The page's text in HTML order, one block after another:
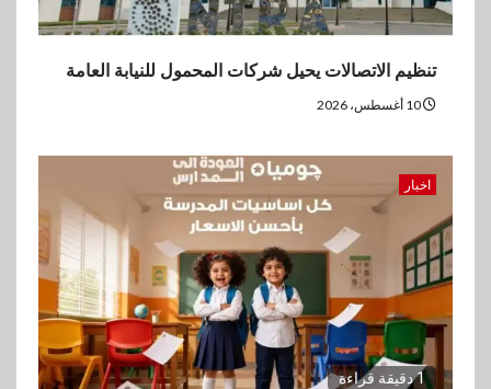
4
اقتصاد
وصافي الربح يرتفع إلى486
5
عقارات
مدينة مصر تسجل مبيعات بقيمة
28.4 مليار جنيه خلال النصف
الأول من 2026
تنظيم الاتصالات يحيل شركات المحمول للنيابة العامة
اخبار
1 دقيقة قراءة